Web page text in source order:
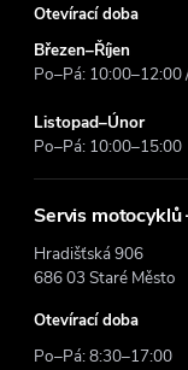
Otevírací doba
Březen–Říjen
Po–Pá:
Listopad–Únor
Po–Pá: 10:00–15:00
Servis motocyklů
Hradišťská 906
686 03 Staré Město
Otevírací doba
Po–Pá: 8:30–17:00